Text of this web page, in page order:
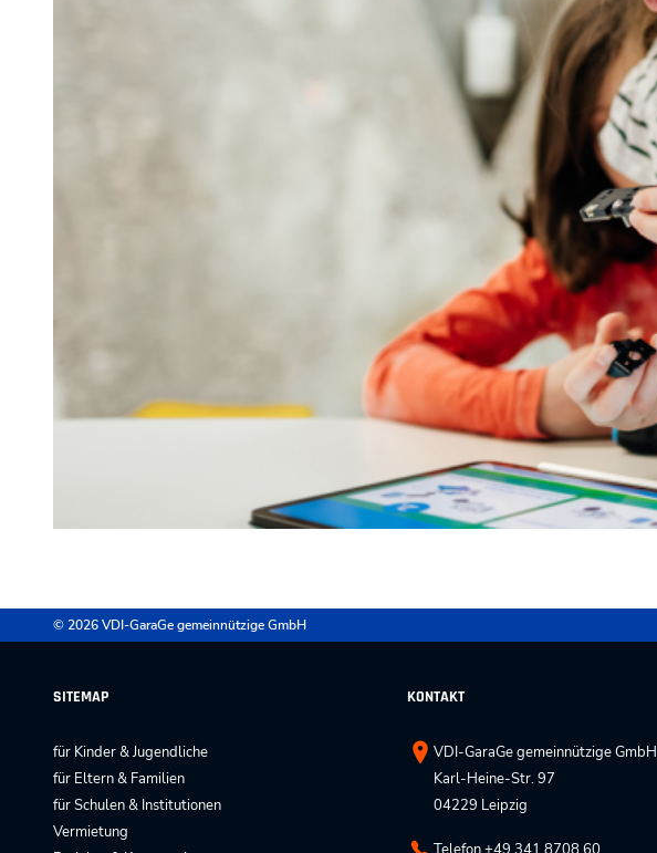
© 2026 VDI-GaraGe gemeinnützige GmbH
SITEMAP
für Kinder & Jugendliche
für Eltern & Familien
für Schulen & Institutionen
Vermietung
KONTAKT
VDI-GaraGe gemeinnützige GmbH
Karl-Heine-Str. 97
04229 Leipzig